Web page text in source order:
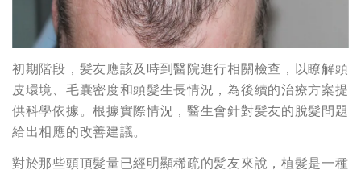
初期階段，髪友應該及時到醫院進行相關檢查，以瞭解頭
皮環境、毛囊密度和頭髮生長情況，為後續的治療方案提
供科學依據。根據實際情況，醫生會針對髪友的脫髮問題
給出相應的改善建議。
對於那些頭頂髮量已經明顯稀疏的髪友來說，植髮是一種